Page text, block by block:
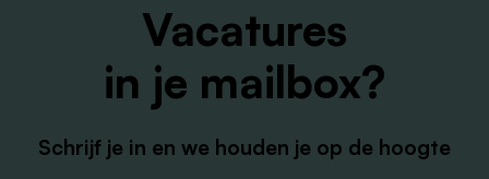
Vacatures
in je mailbox?
Schrijf je in en we houden je op de hoogte